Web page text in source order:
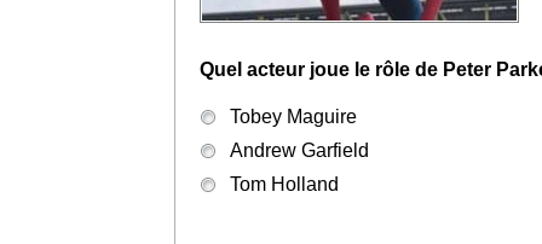
Quel acteur joue le rôle de Peter
Tobey Maguire
Andrew Garfield
Tom Holland